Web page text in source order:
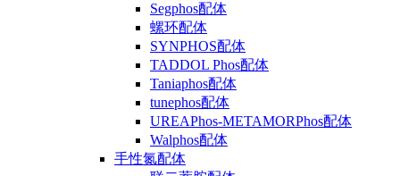
Segphos配体
螺环配体
SYNPHOS配体
TADDOL Phos配体
Taniaphos配体
tunephos配体
UREAPhos-METAMORPhos配体
Walphos配体
手性氮配体